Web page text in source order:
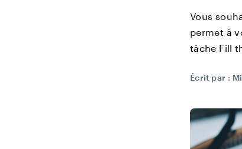
Vous
permet à
tâche Fill
Écrit par :